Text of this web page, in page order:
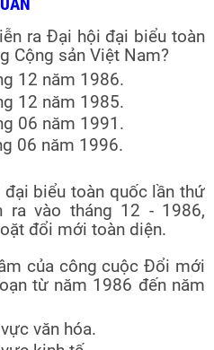
ra Đại hội đại biểu toàn
Cộng sản Việt Nam?
12 năm 1986.
12 năm 1985.
06 năm 1991.
06 năm 1996.
biểu toàn quốc lần thứ
ra vào tháng 12 - 1986,
đổi mới toàn diện.
của công cuộc Đổi mới
từ năm 1986 đến năm
văn hóa.